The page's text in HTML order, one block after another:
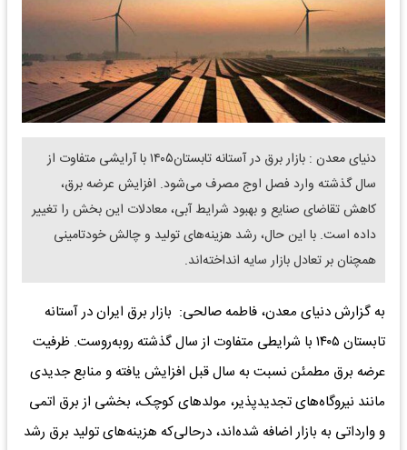
دنیای معدن : بازار برق در آستانه تابستان۱۴۰۵ با آرایشی متفاوت از
سال گذشته وارد فصل اوج مصرف می‌شود. افزایش عرضه برق،
کاهش تقاضای صنایع و بهبود شرایط آبی، معادلات این بخش را تغییر
داده است. با این حال، رشد هزینه‌های تولید و چالش خودتامینی
همچنان بر تعادل بازار سایه انداخته‌اند.
به گزارش دنیای معدن، فاطمه صالحی: بازار برق ایران در آستانه
تابستان ۱۴۰۵ با شرایطی متفاوت از سال گذشته روبه‌روست. ظرفیت
عرضه برق مطمئن نسبت به سال قبل افزایش یافته و منابع جدیدی
مانند نیروگاه‌های تجدیدپذیر، مولدهای کوچک، بخشی از برق اتمی
و وارداتی به بازار اضافه شده‌اند، درحالی‌که هزینه‌های تولید برق رشد